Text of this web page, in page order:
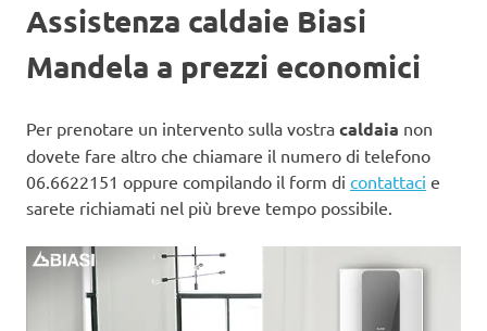
Assistenza caldaie Biasi
Mandela a prezzi economici
Per prenotare un intervento sulla vostra caldaia non
dovete fare altro che chiamare il numero di telefono
06.6622151 oppure compilando il form di contattaci e
sarete richiamati nel più breve tempo possibile.